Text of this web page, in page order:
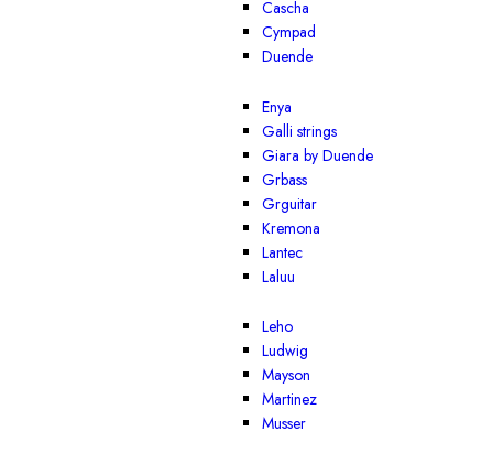
Cascha
Cympad
Duende
Enya
Galli strings
Giara by Duende
Grbass
Grguitar
Kremona
Lantec
Laluu
Leho
Ludwig
Mayson
Martinez
Musser